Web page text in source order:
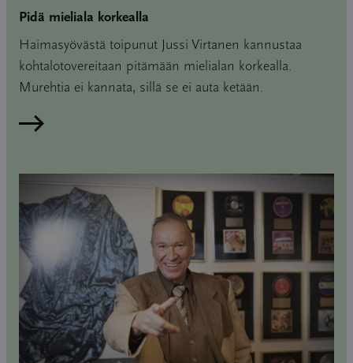
Pidä mieliala korkealla
Haimasyövästä toipunut Jussi Virtanen kannustaa
kohtalotovereitaan pitämään mielialan korkealla.
Murehtia ei kannata, sillä se ei auta ketään.
Lue artikkeli